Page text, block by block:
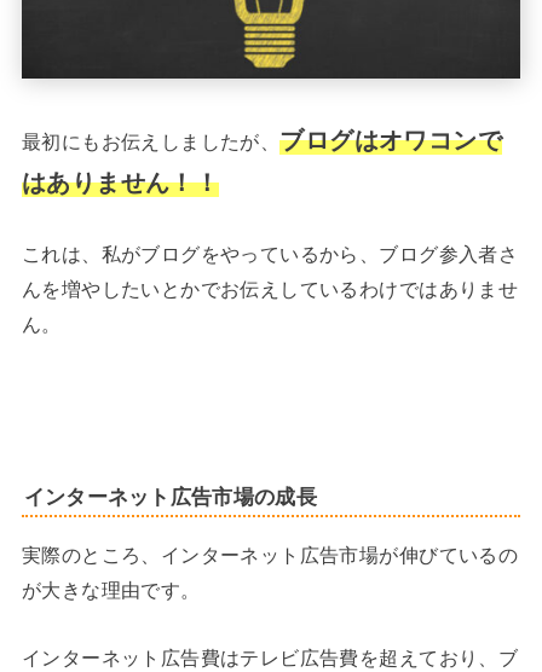
最初にもお伝えしましたが、ブログはオワコンで
はありません！！
これは、私がブログをやっているから、ブログ参入者さ
んを増やしたいとかでお伝えしているわけではありませ
ん。
インターネット広告市場の成長
実際のところ、インターネット広告市場が伸びているの
が大きな理由です。
インターネット広告費はテレビ広告費を超えており、ブ